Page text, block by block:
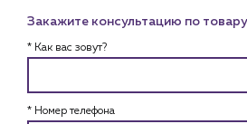
Закажите консультацию по товару
* Как вас зовут?
* Номер телефона